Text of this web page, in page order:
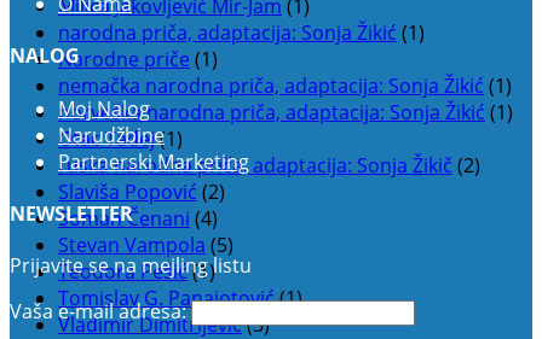
Milica Jakovljević Mir-Jam (1)
narodna priča, adaptacija: Sonja Žikić (1)
Narodne priče (1)
nemačka narodna priča, adaptacija: Sonja Žikić (1)
norveška narodna priča, adaptacija: Sonja Žikić (1)
Otac Tadej(1)
ruska narodna priča, adaptacija: Sonja Žikič (2)
Slaviša Popović (2)
Soman Čenani (4)
Stevan Vampola (5)
Teodora Pešić(1)
Tomislav G. Panajotović(1)
Vladimir Dimitrijević(3)
NALOG
Moj Nalog
Narudžbine
Partnerski Marketing
NEWSLETTER
Prijavite se na mejling listu
Vaša e-mail adresa: